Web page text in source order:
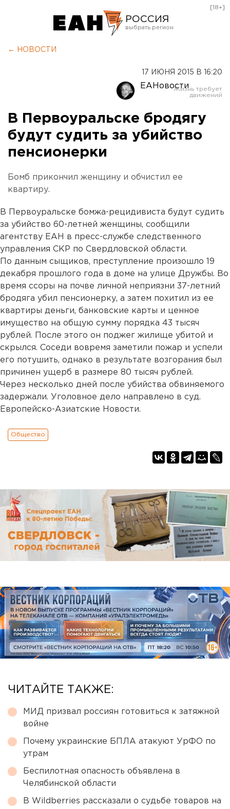
РОССИЯ
Оренбург
[18+]
← НОВОСТИ
17 ИЮНЯ 2015 В 16:20
ЕАНовости
В Первоуральске бродягу
будут судить за убийство
пенсионерки
Бомб прикончил женщину и обчистил ее
квартиру.
В Первоуральске бомжа-рецидивиста будут судить
за убийство 60-летней женщины, сообщили
агентству ЕАН в пресс-службе следственного
управления СКР по Свердловской области.
По данным сыщиков, преступление произошло 19
декабря прошлого года в доме на улице Дружбы. Во
время ссоры на почве личной неприязни 37-летний
бродяга убил пенсионерку, а затем похитил из ее
квартиры деньги, банковские карты и ценное
имущество на общую сумму порядка 43 тысяч
рублей. После этого он поджег жилище убитой и
скрылся. Соседи вовремя заметили пожар и успели
его потушить, однако в результате возгорания был
причинен ущерб в размере 80 тысяч рублей.
Через несколько дней после убийства обвиняемого
задержали. Уголовное дело направлено в суд.
Европейско-Азиатские Новости.
Общество
ЧИТАЙТЕ ТАКЖЕ:
МИД призвал россиян готовиться к затяжной
войне
Почему украинские БПЛА атакуют УрФО по
утрам
Беспилотная опасность объявлена в
Челябинской области
В Wildberries рассказали о судьбе товаров на